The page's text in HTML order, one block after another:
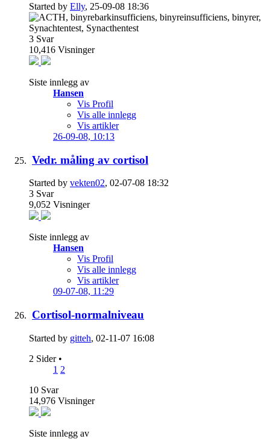
Started by Elly, 25-09-08 18:36
3 Svar
10,416 Visninger
Siste innlegg av
Hansen
Vis Profil
Vis alle innlegg
Vis artikler
26-09-08, 10:13
Vedr. måling av cortisol
Started by vekten02, 02-07-08 18:32
3 Svar
9,052 Visninger
Siste innlegg av
Hansen
Vis Profil
Vis alle innlegg
Vis artikler
09-07-08, 11:29
Cortisol-normalniveau
Started by gitteh, 02-11-07 16:08
2 Sider •
1 2
10 Svar
14,976 Visninger
Siste innlegg av